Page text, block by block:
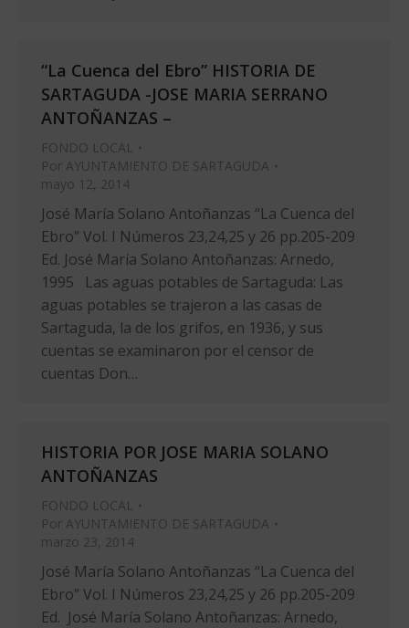
“La Cuenca del Ebro” HISTORIA DE
SARTAGUDA -JOSE MARIA SERRANO
ANTOÑANZAS –
FONDO LOCAL
Por AYUNTAMIENTO DE SARTAGUDA
mayo 12, 2014
José María Solano Antoñanzas “La Cuenca del
Ebro” Vol. I Números 23,24,25 y 26 pp.205-209
Ed. José María Solano Antoñanzas: Arnedo,
1995 Las aguas potables de Sartaguda: Las
aguas potables se trajeron a las casas de
Sartaguda, la de los grifos, en 1936, y sus
cuentas se examinaron por el censor de
cuentas Don…
HISTORIA POR JOSE MARIA SOLANO
ANTOÑANZAS
FONDO LOCAL
Por AYUNTAMIENTO DE SARTAGUDA
marzo 23, 2014
José María Solano Antoñanzas “La Cuenca del
Ebro” Vol. I Números 23,24,25 y 26 pp.205-209
Ed. José María Solano Antoñanzas: Arnedo,